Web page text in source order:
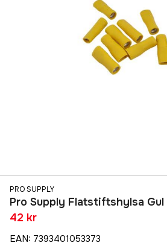
PRO SUPPLY
Pro Supply Flatstiftshylsa Gul
42 kr
EAN: 7393401053373